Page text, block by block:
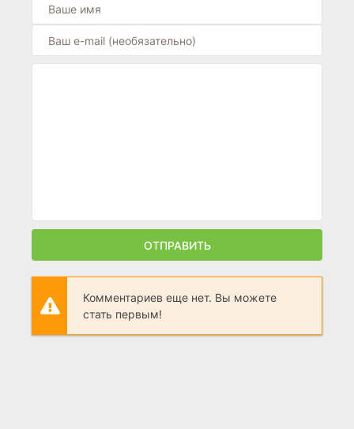
ОТПРАВИТЬ
Комментариев еще нет. Вы можете
стать первым!